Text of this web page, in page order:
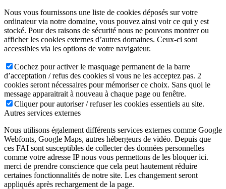
Nous vous fournissons une liste de cookies déposés sur votre
ordinateur via notre domaine, vous pouvez ainsi voir ce qui y est
stocké. Pour des raisons de sécurité nous ne pouvons montrer ou
afficher les cookies externes d’autres domaines. Ceux-ci sont
accessibles via les options de votre navigateur.
Cochez pour activer le masquage permanent de la barre
d’acceptation / refus des cookies si vous ne les acceptez pas. 2
cookies seront nécessaires pour mémoriser ce choix. Sans quoi le
message apparaitrait à nouveau à chaque page ou fenêtre.
Cliquer pour autoriser / refuser les cookies essentiels au site.
Autres services externes
Nous utilisons également différents services externes comme Google
Webfonts, Google Maps, autres hébergeurs de vidéo. Depuis que
ces FAI sont susceptibles de collecter des données personnelles
comme votre adresse IP nous vous permettons de les bloquer ici.
merci de prendre conscience que cela peut hautement réduire
certaines fonctionnalités de notre site. Les changement seront
appliqués après rechargement de la page.